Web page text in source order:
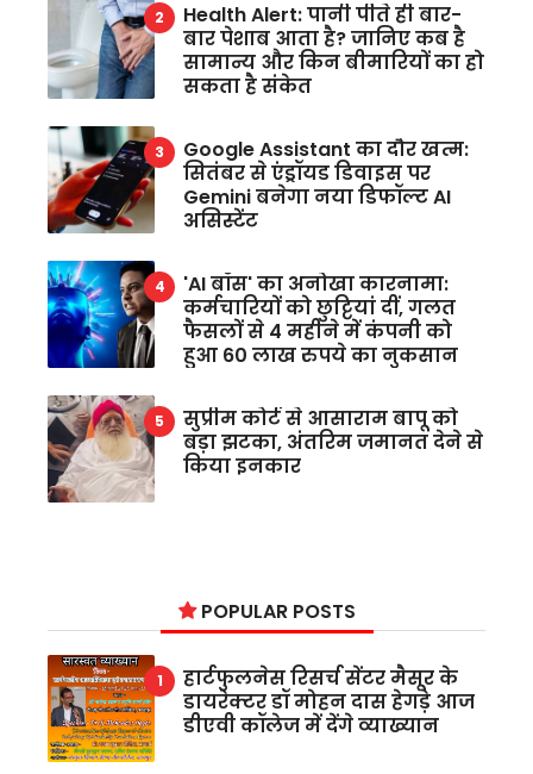
Health Alert: पानी पीते ही बार-
बार पेशाब आता है? जानिए कब है
सामान्य और किन बीमारियों का हो
सकता है संकेत
Google Assistant का दौर खत्म:
सितंबर से एंड्रॉयड डिवाइस पर
Gemini बनेगा नया डिफॉल्ट AI
असिस्टेंट
'AI बॉस' का अनोखा कारनामा:
कर्मचारियों को छुट्टियां दीं, गलत
फैसलों से 4 महीने में कंपनी को
हुआ 60 लाख रुपये का नुकसान
सुप्रीम कोर्ट से आसाराम बापू को
बड़ा झटका, अंतरिम जमानत देने से
किया इनकार
POPULAR POSTS
हार्टफुलनेस रिसर्च सेंटर मैसूर के
डायरेक्टर डॉ मोहन दास हेगड़े आज
डीएवी कॉलेज में देंगे व्याख्यान